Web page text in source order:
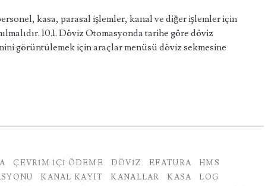
kasa, parasal işlemler, kanal ve diğer işlemler için
10.1. Döviz Otomasyonda tarihe göre döviz
görüntülemek için araçlar menüsü döviz sekmesine
ÇEVRIM IÇI ÖDEME DÖVIZ EFATURA
HMS
KANAL KAYIT KANALLAR KASA
LOG